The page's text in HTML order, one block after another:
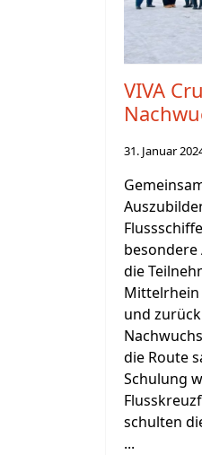
VIVA
31. Januar
besondere
die
Mittelrhein
und
die Route
Schulung
schulten
...